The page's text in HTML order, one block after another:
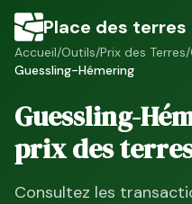
Place des terres
Accueil/Outils/Prix des Terres/
Guessling-Hémering
Guessling-
prix des
Consultez les